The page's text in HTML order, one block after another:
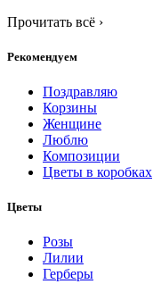
Прочитать всё ›
Рекомендуем
Поздравляю
Корзины
Женщине
Люблю
Композиции
Цветы в коробках
Цветы
Розы
Лилии
Герберы